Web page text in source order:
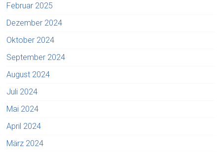
Februar 2025
Dezember 2024
Oktober 2024
September 2024
August 2024
Juli 2024
Mai 2024
April 2024
März 2024